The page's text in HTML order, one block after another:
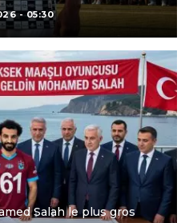
- 05:30
Salah le plus gros